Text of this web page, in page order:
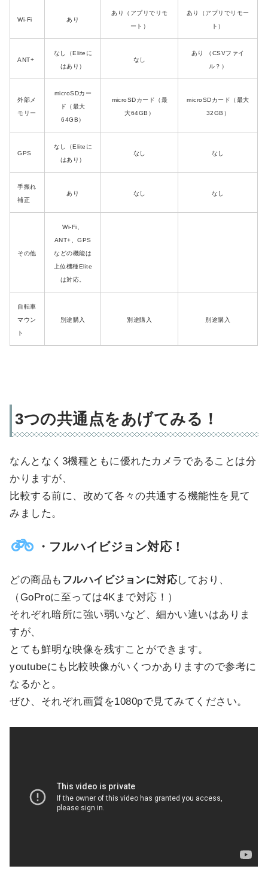
Wi-Fi あり
あり（アプリでリモ
ート）
あり（アプリでリモー
ト）
ANT+
なし（Eliteに
はあり）
なし
あり （CSVファイ
ル？）
外部メ
モリー
microSDカー
ド（最大
64GB）
microSDカード（最
大64GB）
microSDカード（最大
32GB）
GPS
なし（Eliteに
はあり）
なし なし
手振れ
補正
あり なし なし
その他
Wi-Fi、
ANT+、GPS
などの機能は
上位機種Elite
は対応。
自転車
マウン
ト
別途購入 別途購入 別途購入
3つの共通点をあげてみる！
なんとなく3機種ともに優れたカメラであることは分
かりますが、
比較する前に、改めて各々の共通する機能性を見て
みました。
・フルハイビジョン対応！
どの商品も フルハイビジョンに対応しており、
（GoProに至っては4Kまで対応！）
それぞれ暗所に強い弱いなど、細かい違いはありま
すが、
とても鮮明な映像を残すことができます。
youtubeにも比較映像がいくつかありますので参考に
なるかと。
ぜひ、それぞれ画質を1080pで見てみてください。